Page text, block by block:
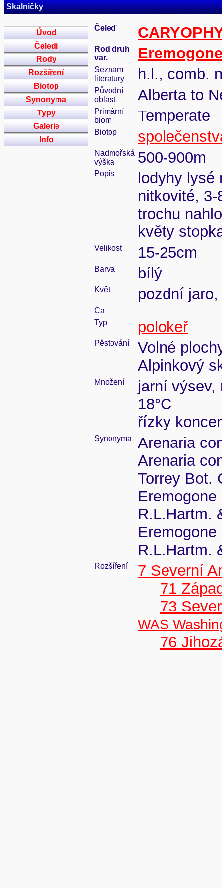
Skalničky
Úvod
Čeledi
Rody
Rozšíření
Biotop
Synonyma
Typy
Galerie
Info
Čeleď
Rod druh
var.
Eremogone
Seznam
literatury
h.l., comb.
Původní
oblast
Alberta to
Primární
biom
Temperate
Biotop
Nadmořská
výška
500-900m
Popis
lodyhy
nitkovité,
trochu
květy
Velikost 15-25cm
Barva bílý
Květ pozdní jaro,
Ca
Typ
polokeř
Pěstování
Volné
Alpinkový
Množení
jarní výsev,
18°C
řízky
Synonyma
Arenaria
Arenaria
Torrey Bot.
R.L.Hartm.
R.L.Hartm.
Rozšíření
7 Severní
71
73
WAS
76